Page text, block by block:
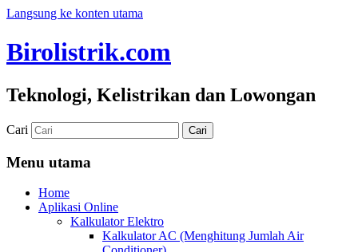
Langsung ke konten utama
Birolistrik.com
Teknologi, Kelistrikan dan Lowongan
Cari
Menu utama
Home
Aplikasi Online
Kalkulator Elektro
Kalkulator AC (Menghitung Jumlah Air